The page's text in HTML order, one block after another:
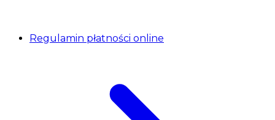
Regulamin płatności online